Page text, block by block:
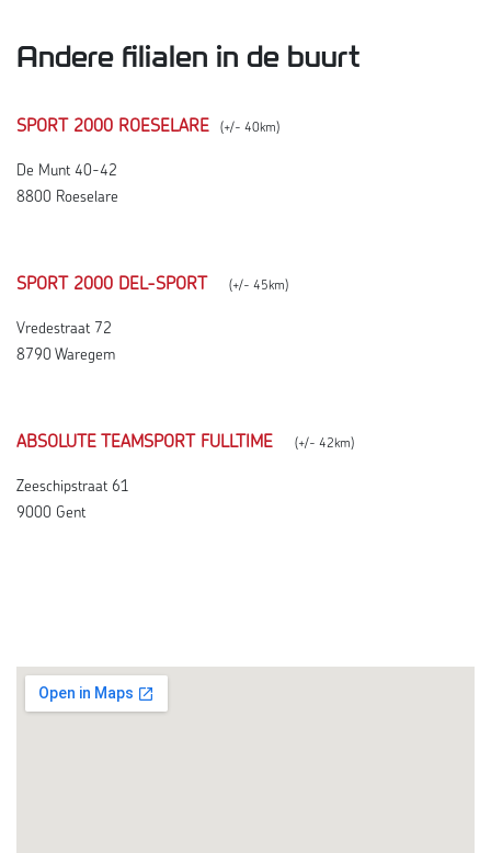
Andere filialen in de buurt
SPORT 2000 ROESELARE (+/- 40km)
De Munt 40-42
8800 Roeselare
SPORT 2000 DEL-SPORT (+/- 45km)
Vredestraat 72
8790 Waregem
ABSOLUTE TEAMSPORT FULLTIME (+/- 42km)
Zeeschipstraat 61
9000 Gent